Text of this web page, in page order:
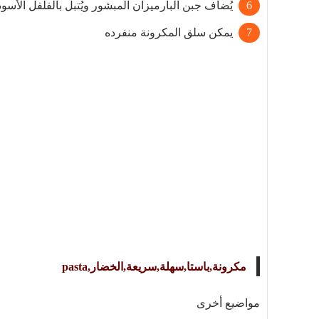
يُضاف جبن البارميزان المبشور ويُتبل بالفلفل
يمكن سلق المكرونة منفرده
مكرونة,باستا,سهلة,سريعة,الخضار,pasta
مواضيع أخرى